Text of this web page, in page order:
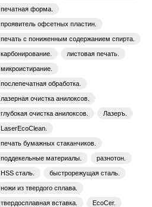
печатная форма.
проявитель офсетных пластин.
печать с пониженным содержанием спирта.
карбонирование. листовая печать.
микроистирание.
послепечатная обработка.
лазерная очистка анилоксов.
глубокая очистка анилоксов. Лазеръ.
LaserEcoClean.
печать бумажных стаканчиков.
поддекельные материалы. разнотон.
HSS сталь. быстрорежущая сталь.
ножи из твердого сплава.
твердосплавная вставка. EcoCer.